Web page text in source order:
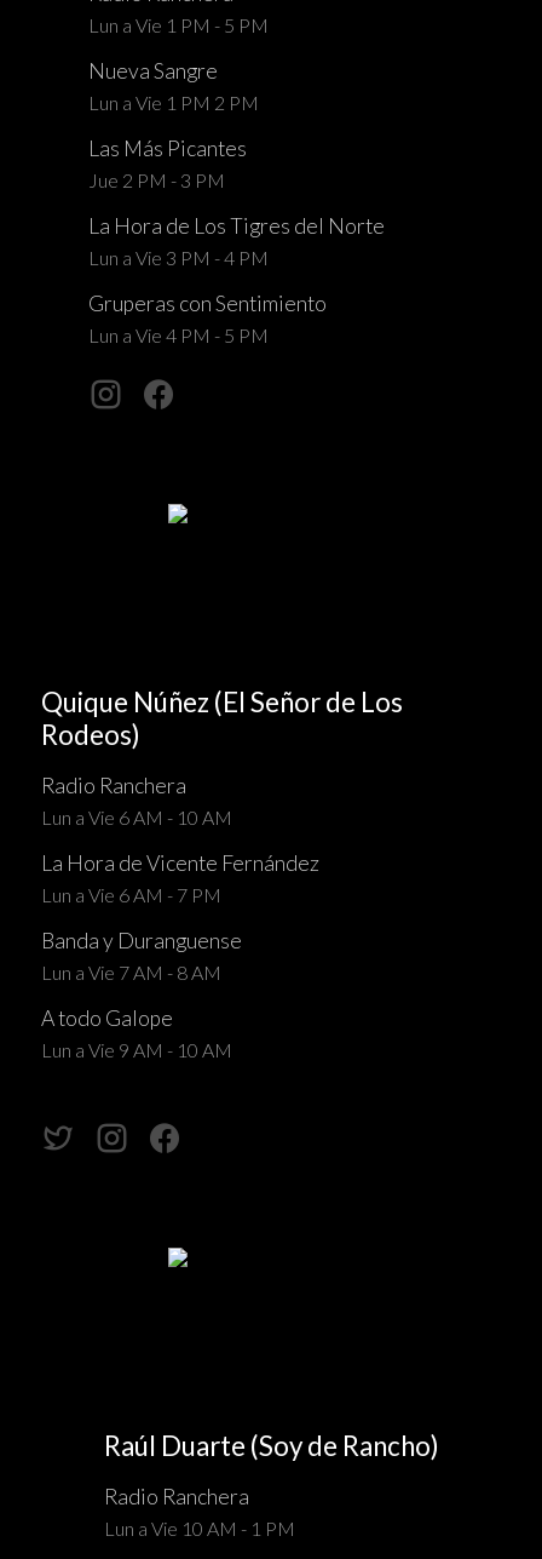
Lun a Vie 1 PM - 5 PM
Nueva Sangre
Lun a Vie 1 PM 2 PM
Las Más Picantes
Jue 2 PM - 3 PM
La Hora de Los Tigres del Norte
Lun a Vie 3 PM - 4 PM
Gruperas con Sentimiento
Lun a Vie 4 PM - 5 PM
Quique Núñez (El Señor de Los
Rodeos)
Radio Ranchera
Lun a Vie 6 AM - 10 AM
La Hora de Vicente Fernández
Lun a Vie 6 AM - 7 PM
Banda y Duranguense
Lun a Vie 7 AM - 8 AM
A todo Galope
Lun a Vie 9 AM - 10 AM
Raúl Duarte (Soy de Rancho)
Radio Ranchera
Lun a Vie 10 AM - 1 PM